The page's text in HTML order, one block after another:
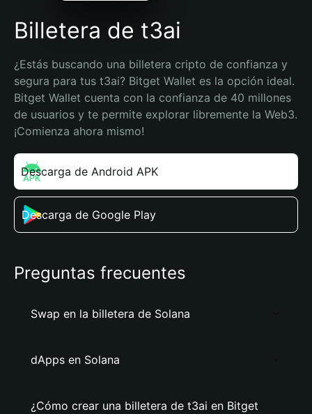
Billetera de t3ai
¿Estás buscando una billetera cripto de confianza y
segura para tus t3ai? Bitget Wallet es la opción ideal.
Bitget Wallet cuenta con la confianza de 40 millones
de usuarios y te permite explorar libremente la Web3.
¡Comienza ahora mismo!
Descarga de Android APK
Descarga de Google Play
Preguntas frecuentes
Swap en la billetera de Solana
dApps en Solana
¿Cómo crear una billetera de t3ai en Bitget